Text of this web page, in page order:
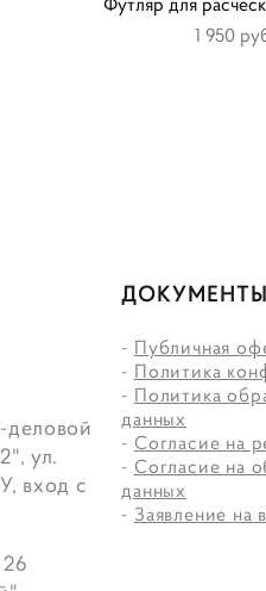
1 950
деловой
ул.
вход с
- Публичная
- Политика
- Политика
данных
- Согласие на
- Согласие на
данных
- Заявление на